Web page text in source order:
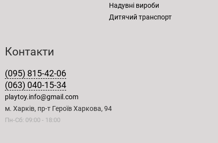
Надувні вироби
Дитячий транспорт
Контакти
(095) 815-42-06
(063) 040-15-34
playtoy.info@gmail.com
м. Харків, пр-т Героїв Харкова, 94
Пн-Сб: 09:00 - 18:00